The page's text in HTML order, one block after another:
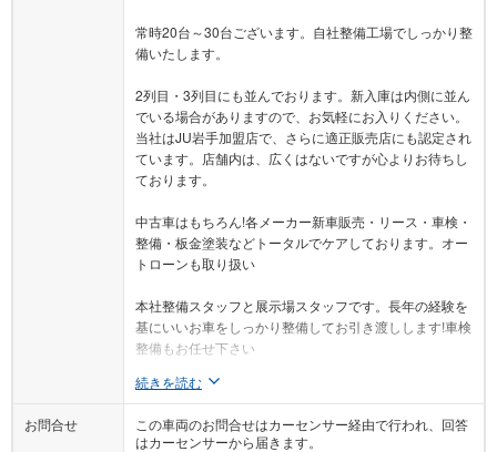
常時20台～30台ございます。自社整備工場でしっかり整
備いたします。
2列目・3列目にも並んでおります。新入庫は内側に並ん
でいる場合がありますので、お気軽にお入りください。
当社はJU岩手加盟店で、さらに適正販売店にも認定され
ています。店舗内は、広くはないですが心よりお待ちし
ております。
中古車はもちろん!各メーカー新車販売・リース・車検・
整備・板金塗装などトータルでケアしております。オー
トローンも取り扱い
本社整備スタッフと展示場スタッフです。長年の経験を
基にいいお車をしっかり整備してお引き渡しします!車検
整備もお任せ下さい
続きを読む
お問合せ
この車両のお問合せはカーセンサー経由で行われ、回答
はカーセンサーから届きます。